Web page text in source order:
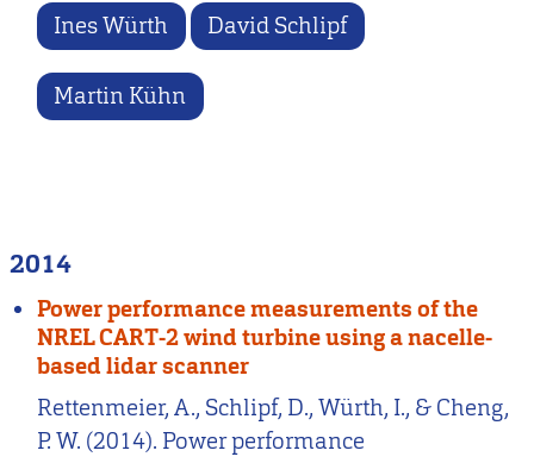
Ines Würth David Schlipf
Martin Kühn
2014
Power performance measurements of the
NREL CART-2 wind turbine using a nacelle-
based lidar scanner
Rettenmeier, A., Schlipf, D., Würth, I., & Cheng,
P. W. (2014). Power performance